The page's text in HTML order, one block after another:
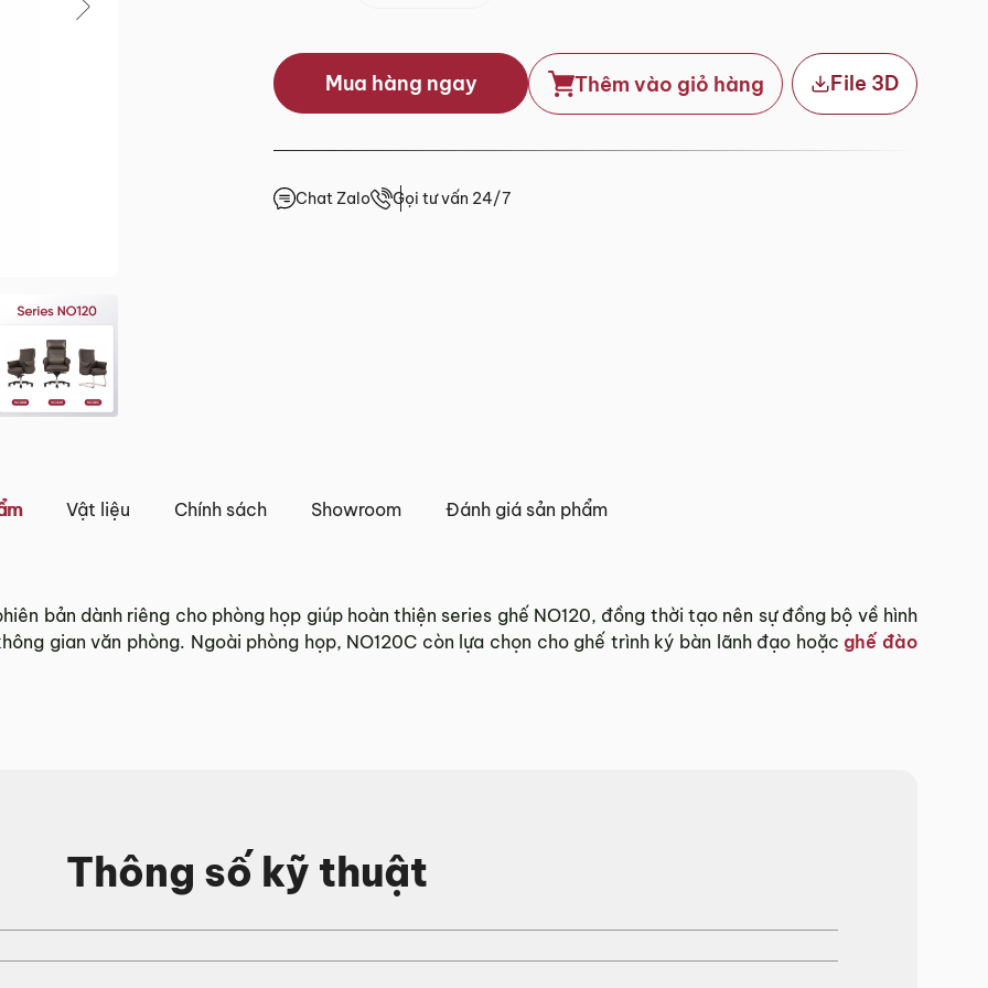
Mua hàng ngay Thêm vào giỏ hàng File 3D
Chat Zalo Gọi tư vấn 24/7
Vật liệu Chính sách Showroom Đánh giá sản phẩm
bản dành riêng cho phòng họp giúp hoàn thiện series ghế NO120, đồng thời tạo nên sự đồng bộ về hình
gian văn phòng. Ngoài phòng họp, NO120C còn lựa chọn cho ghế trình ký bàn lãnh đạo hoặcghế đào
Thông số kỹ thuật
15h
khác nhau.
tất cả các quận nội thành Hà Nội, Đà Nẵng và TP. Hồ Chí Minh.
thành sẽ tính phí, tùy khu vực nhân viên kinh doanh sẽ báo phí giao hàng cụ thể.
phát sinh hoặc góp ý nào vui lòng liên hệ Hotline
3 ngày kể từ ngày nhận hàng.
(0 lượt đánh giá)